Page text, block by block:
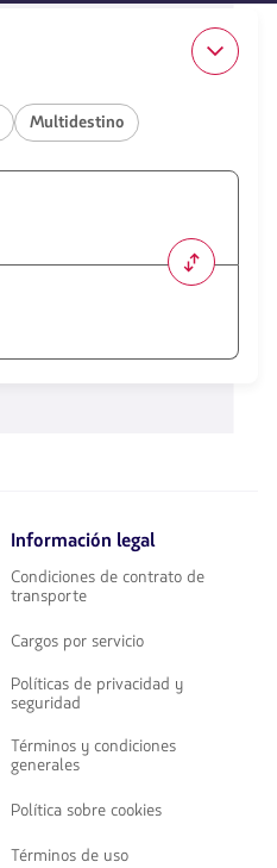
Multidestino
Información legal
Condiciones de contrato de
transporte
Cargos por servicio
Políticas de privacidad y
seguridad
Términos y condiciones
generales
Política sobre cookies
Términos de uso